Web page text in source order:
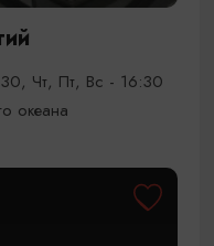
Чт, Пт, Вс - 16:30
океана